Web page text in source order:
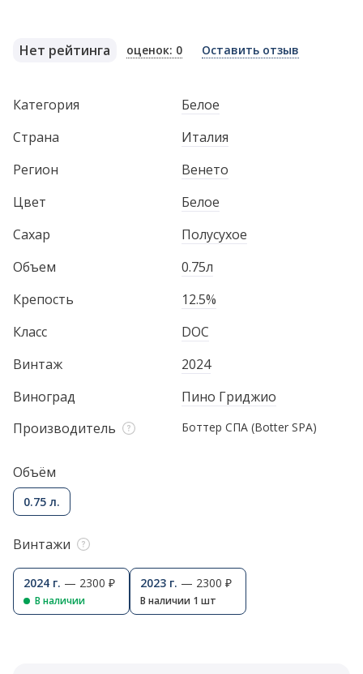
Нет рейтинга оценок: 0 Оставить отзыв
Категория
Белое
Страна
Италия
Регион
Венето
Цвет
Белое
Сахар
Полусухое
Объем
0.75л
Крепость
12.5%
Класс
DOC
Винтаж
2024
Виноград
Пино Гриджио
Производитель
Боттер СПА (Вotter SPA)
Объём
0.75 л.
Винтажи
2024 г. — 2300 ₽
В наличии
2023 г. — 2300 ₽
В наличии 1 шт